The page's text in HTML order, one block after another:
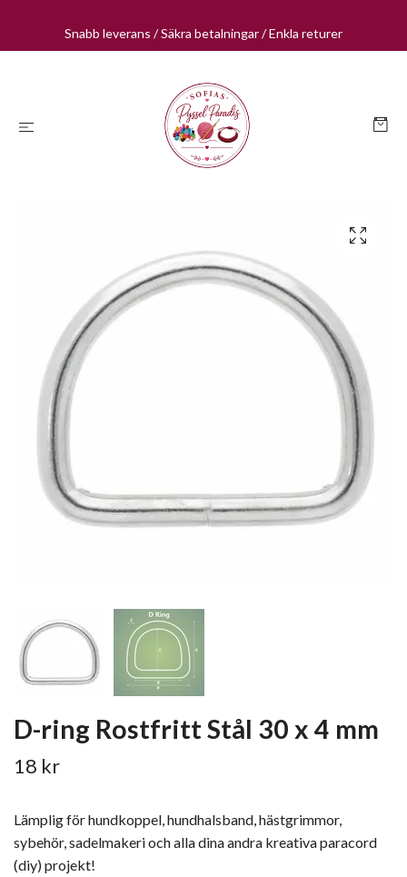
Snabb leverans / Säkra betalningar / Enkla returer
D-ring Rostfritt Stål 30 x 4 mm
18 kr
Lämplig för hundkoppel, hundhalsband, hästgrimmor,
sybehör, sadelmakeri och alla dina andra kreativa paracord
(diy) projekt!